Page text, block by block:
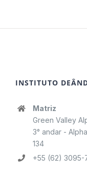
INSTITUTO
Matriz
Green Valley
3° andar -
134
+55 (62) 3095-